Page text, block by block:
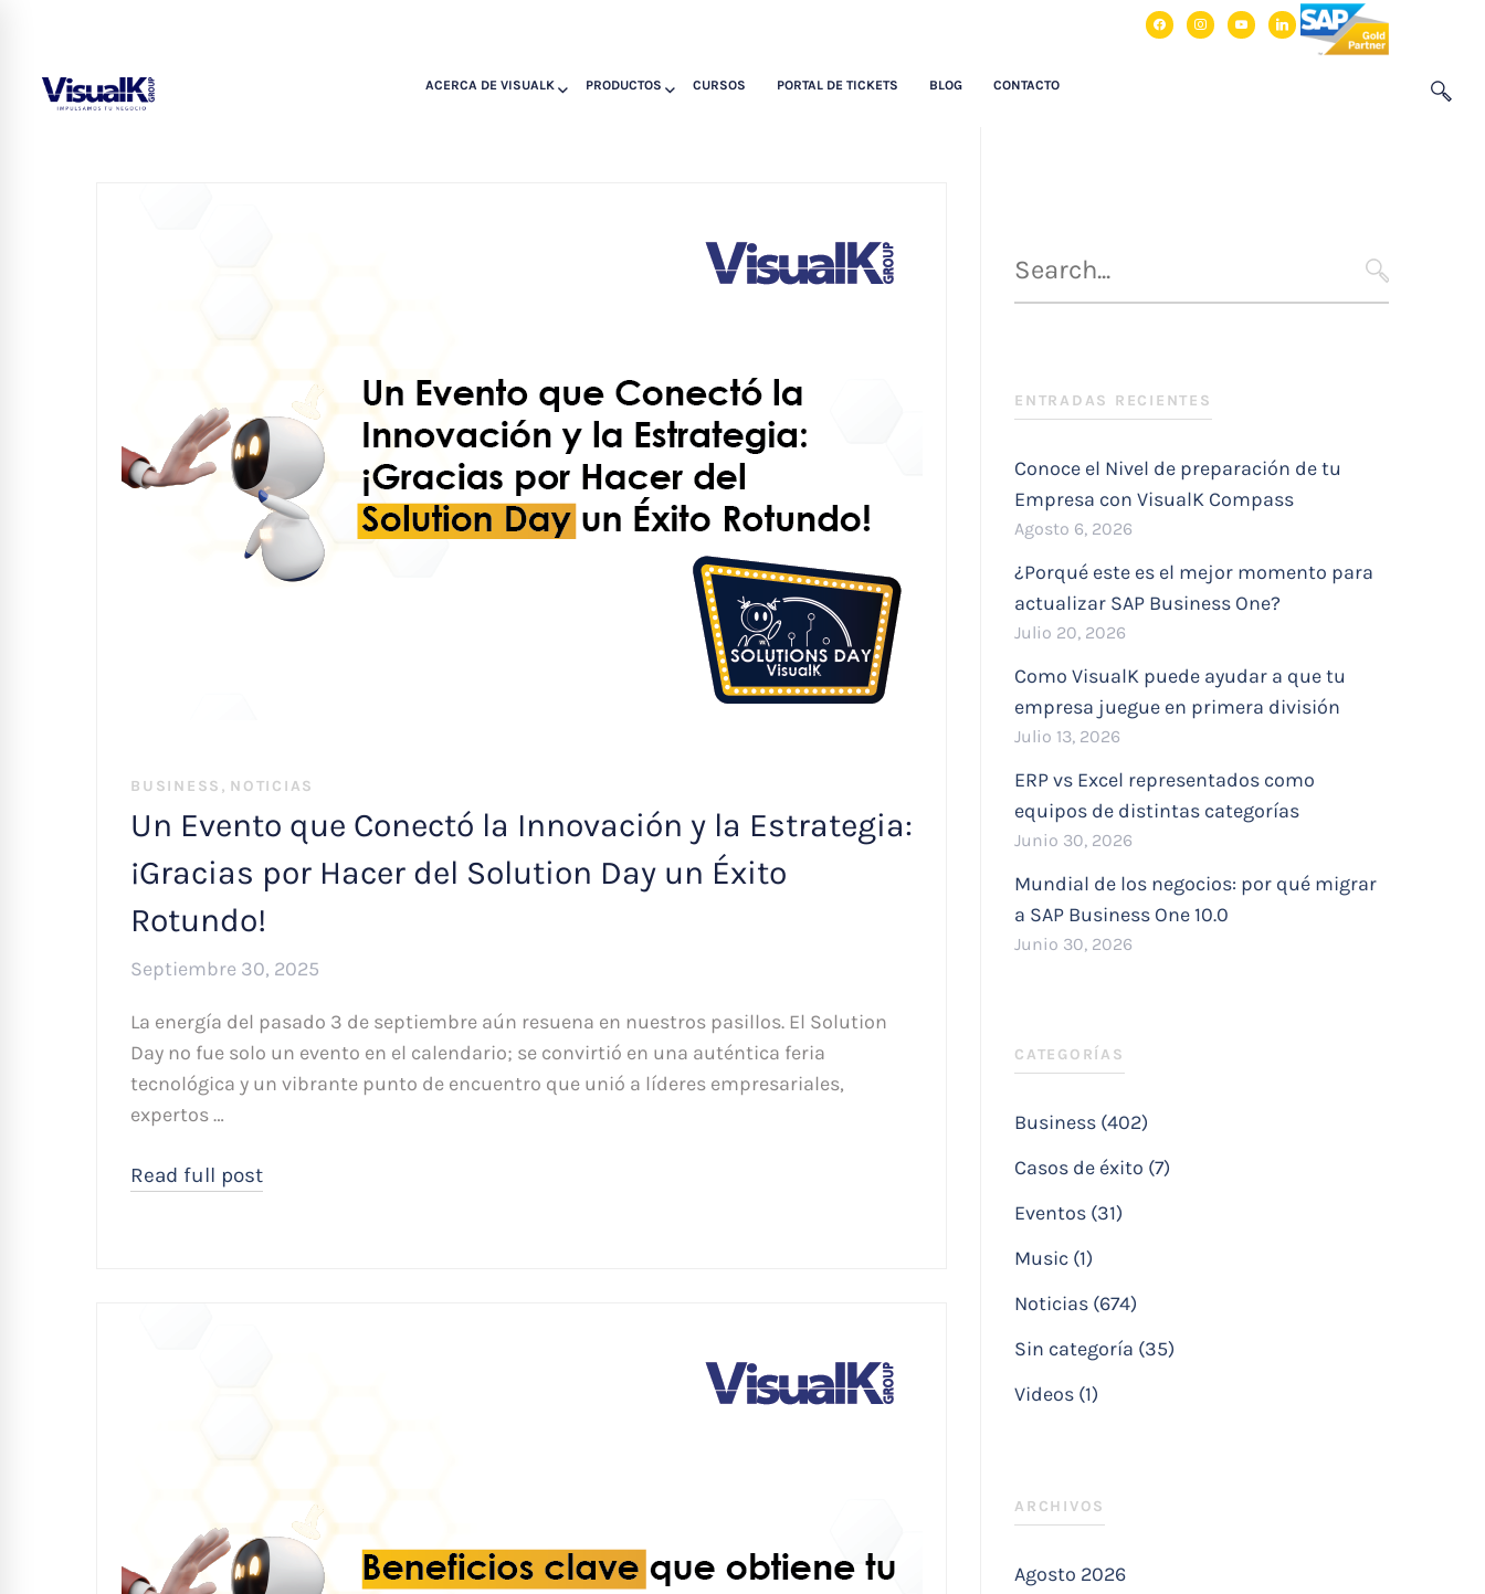
facebookinstagram
youtubelinkedin
ACERCA DE VISUALK PRODUCTOS CURSOS PORTAL DE TICKETS BLOG CONTACTO
BUSINESS , NOTICIAS
Un Evento que Conectó la Innovación y la Estrategia:
¡Gracias por Hacer del Solution Day un Éxito
Rotundo!
Septiembre 30, 2025
La energía del pasado 3 de septiembre aún resuena en nuestros pasillos. El Solution
Day no fue solo un evento en el calendario; se convirtió en una auténtica feria
tecnológica y un vibrante punto de encuentro que unió a líderes empresariales,
expertos …
Read full post
para
SEARCH
ENTRADAS RECIENTES
Conoce el Nivel de preparación de tu
Empresa con VisualK Compass
Agosto 6, 2026
¿Porqué este es el mejor momento para
actualizar SAP Business One?
Julio 20, 2026
Como VisualK puede ayudar a que tu
empresa juegue en primera división
Julio 13, 2026
ERP vs Excel representados como
equipos de distintas categorías
Junio 30, 2026
Mundial de los negocios: por qué migrar
a SAP Business One 10.0
Junio 30, 2026
CATEGORÍAS
Business (402)
Casos de éxito (7)
Eventos (31)
Music (1)
Noticias (674)
Sin categoría (35)
Videos (1)
ARCHIVOS
Agosto 2026